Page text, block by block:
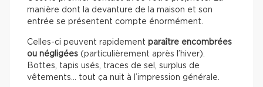
manière dont la devanture de la maison et son
entrée se présentent compte énormément.
Celles-ci peuvent rapidement paraître encombrées
ou négligées (particulièrement après l’hiver).
Bottes, tapis usés, traces de sel, surplus de
vêtements… tout ça nuit à l’impression générale.